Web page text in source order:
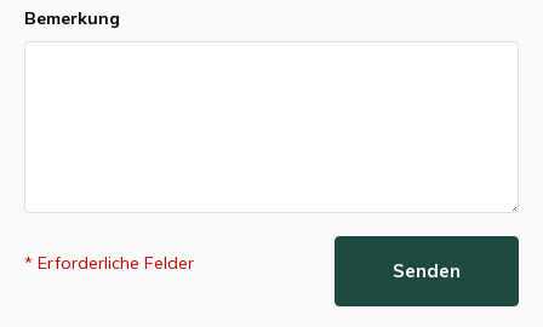
Bemerkung
* Erforderliche Felder Senden